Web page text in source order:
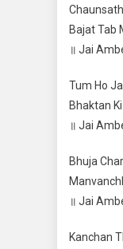
Bajat Tab
॥ Jai
Tum Ho
Bhaktan
॥ Jai
Bhuja
॥ Jai
Kanchan